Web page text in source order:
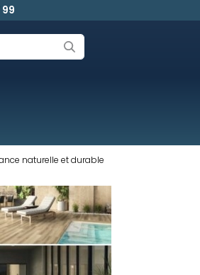
naturelle et durable